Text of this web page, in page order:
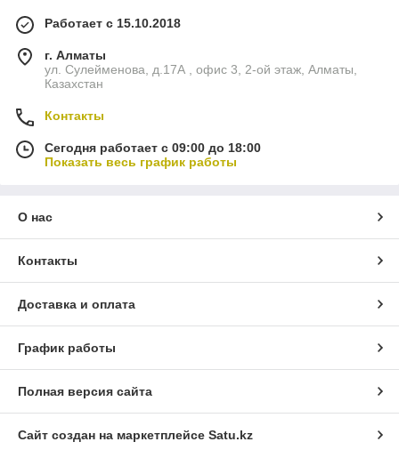
Работает с 15.10.2018
г. Алматы
ул. Сулейменова, д.17А , офис 3, 2-ой этаж, Алматы,
Казахстан
Контакты
Сегодня работает с 09:00 до 18:00
Показать весь график работы
О нас
Контакты
Доставка и оплата
График работы
Полная версия сайта
Сайт создан на маркетплейсе Satu.kz